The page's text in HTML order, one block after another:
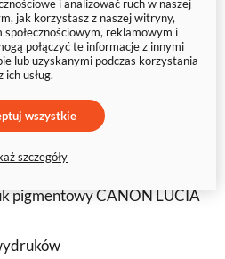
preferencji. Niezależnie od
z wakacji, rodzinne portrety
możemy je zamienić w
będą dumnie zdobić Twoją
pigmentowy CANON LUCIA
i analizować ruch w naszej
jak korzystasz z naszej witryny,
reklamowym i
połączyć te informacje z innymi
lub uzyskanymi podczas korzystania
ich usług.
wszystkie
szczegóły